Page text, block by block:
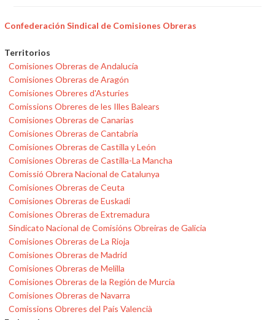
Confederación Sindical de Comisiones Obreras
Territorios
Comisiones Obreras de Andalucía
Comisiones Obreras de Aragón
Comisiones Obreres d'Asturies
Comissions Obreres de les Illes Balears
Comisiones Obreras de Canarias
Comisiones Obreras de Cantabria
Comisiones Obreras de Castilla y León
Comisiones Obreras de Castilla-La Mancha
Comissió Obrera Nacional de Catalunya
Comisiones Obreras de Ceuta
Comisiones Obreras de Euskadi
Comisiones Obreras de Extremadura
Sindicato Nacional de Comisións Obreiras de Galicia
Comisiones Obreras de La Rioja
Comisiones Obreras de Madrid
Comisiones Obreras de Melilla
Comisiones Obreras de la Región de Murcia
Comisiones Obreras de Navarra
Comissions Obreres del País Valencià